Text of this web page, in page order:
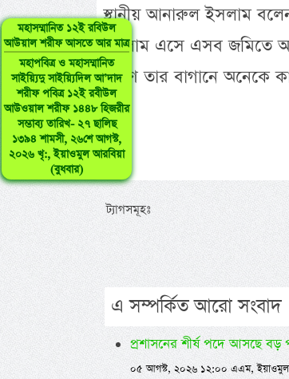
মহাসম্মানিত ১২ই রবিউল
আউয়াল শরীফ আসতে আর মাত্র
মহাপবিত্র ও মহাসম্মানিত
সাইয়্যিদু সাইয়্যিদিল আ’দাদ
শরীফ পবিত্র ১২ই রবীউল
আউওয়াল শরীফ ১৪৪৮ হিজরীর
সম্ভাব্য তারিখ- ২৭ ছালিছ
১৩৯৪ শামসী, ২৬শে আগস্ট,
২০২৬ খৃ:, ইয়াওমুল আরবিয়া
(বুধবার)
স্থানীয় আনারুল ইসলাম
ইসলাম এসে এসব জমিতে আম
কারণ তার বাগানে অনেকে
ট্যাগসমূহঃ
এ সম্পর্কিত আরো সংবাদ
প্রশাসনের শীর্ষ পদে আসছে বড়
০৫ আগস্ট, ২০২৬ ১২:০০ এএম, ইয়াওমুল